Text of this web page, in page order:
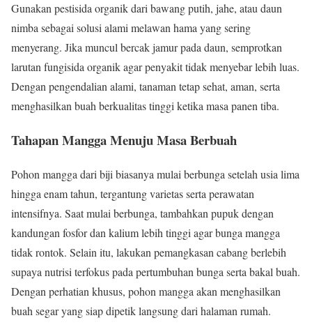
Gunakan pestisida organik dari bawang putih, jahe, atau daun
nimba sebagai solusi alami melawan hama yang sering
menyerang. Jika muncul bercak jamur pada daun, semprotkan
larutan fungisida organik agar penyakit tidak menyebar lebih luas.
Dengan pengendalian alami, tanaman tetap sehat, aman, serta
menghasilkan buah berkualitas tinggi ketika masa panen tiba.
Tahapan Mangga Menuju Masa Berbuah
Pohon mangga dari biji biasanya mulai berbunga setelah usia lima
hingga enam tahun, tergantung varietas serta perawatan
intensifnya. Saat mulai berbunga, tambahkan pupuk dengan
kandungan fosfor dan kalium lebih tinggi agar bunga mangga
tidak rontok. Selain itu, lakukan pemangkasan cabang berlebih
supaya nutrisi terfokus pada pertumbuhan bunga serta bakal buah.
Dengan perhatian khusus, pohon mangga akan menghasilkan
buah segar yang siap dipetik langsung dari halaman rumah.